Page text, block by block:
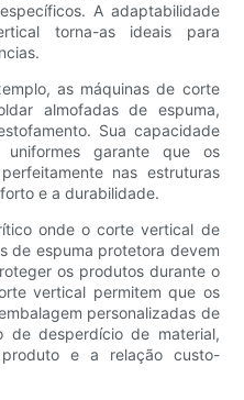
A adaptabilidade
torna-as ideais para
as máquinas de corte
almofadas de espuma,
Sua capacidade
garante que os
nas estruturas
e a durabilidade.
onde o corte vertical de
de espuma protetora devem
os produtos durante o
vertical permitem que os
personalizadas de
de desperdício de material,
e a relação custo-